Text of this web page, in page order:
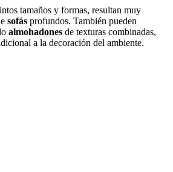
tamaños y formas, resultan muy
sofás profundos. También pueden
almohadones de texturas combinadas,
a la decoración del ambiente.